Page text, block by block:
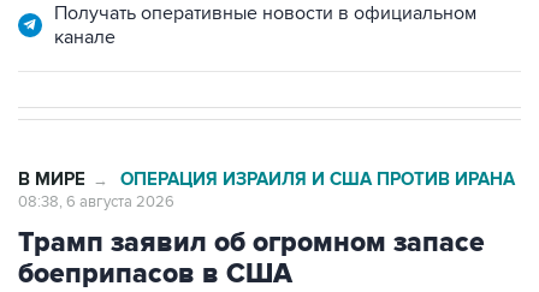
Получать оперативные новости в официальном
канале
В МИРЕ → ОПЕРАЦИЯ ИЗРАИЛЯ И США ПРОТИВ ИРАНА
08:38, 6 августа 2026
Трамп заявил об огромном запасе
боеприпасов в США